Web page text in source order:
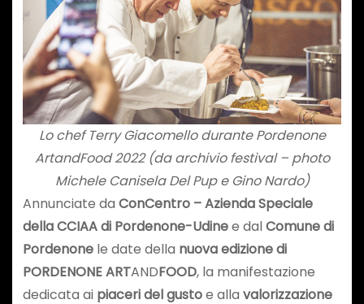
Lo chef Terry Giacomello durante Pordenone
ArtandFood 2022 (da archivio festival – photo
Michele Canisela Del Pup e Gino Nardo)
Annunciate da ConCentro – Azienda Speciale
della CCIAA di Pordenone-Udinee dalComune di
Pordenonele date della nuova edizione di
PORDENONE ARTANDFOOD, la manifestazione
dedicata ai piaceri del gustoe alla valorizzazione